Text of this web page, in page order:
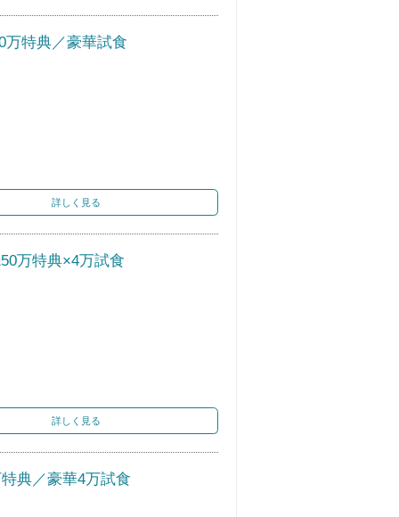
万特典／豪華試食
詳しく見る
万特典×4万試食
詳しく見る
典／豪華4万試食